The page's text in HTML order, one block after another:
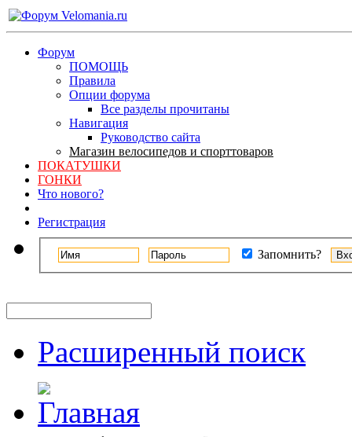
Форум
ПОМОЩЬ
Правила
Опции форума
Все разделы прочитаны
Навигация
Руководство сайта
Магазин велосипедов и спорттоваров
ПОКАТУШКИ
ГОНКИ
Что нового?
Регистрация
Запомнить?
Расширенный поиск